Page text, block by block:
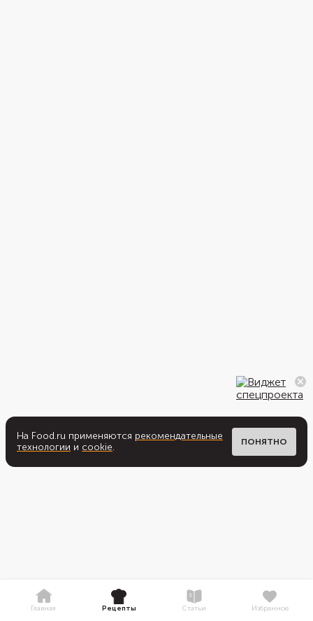
На Food.ru применяются рекомендательные
технологии и cookie. ПОНЯТНО
Главная Рецепты Статьи Избранное